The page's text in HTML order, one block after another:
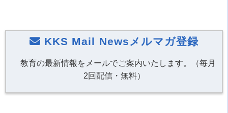
KKS Mail Newsメルマガ登録
教育の最新情報をメールでご案内いたします。（毎月
2回配信・無料）